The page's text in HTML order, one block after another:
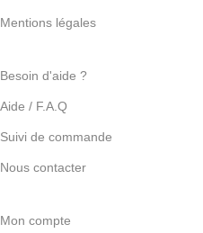
Mentions légales
Besoin d'aide ?
Aide / F.A.Q
Suivi de commande
Nous contacter
Mon compte